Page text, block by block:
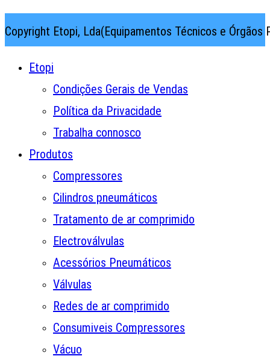
Copyright Etopi, Lda(Equipamentos Técnicos e
Etopi
Condições Gerais de Vendas
Política da Privacidade
Trabalha connosco
Produtos
Compressores
Cilindros pneumáticos
Tratamento de ar comprimido
Electroválvulas
Acessórios Pneumáticos
Válvulas
Redes de ar comprimido
Consumiveis Compressores
Vácuo